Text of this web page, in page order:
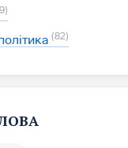
82